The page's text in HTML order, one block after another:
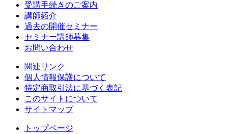
受講手続きのご案内
講師紹介
過去の開催セミナー
セミナー講師募集
お問い合わせ
関連リンク
個人情報保護について
特定商取引法に基づく表記
このサイトについて
サイトマップ
トップページ